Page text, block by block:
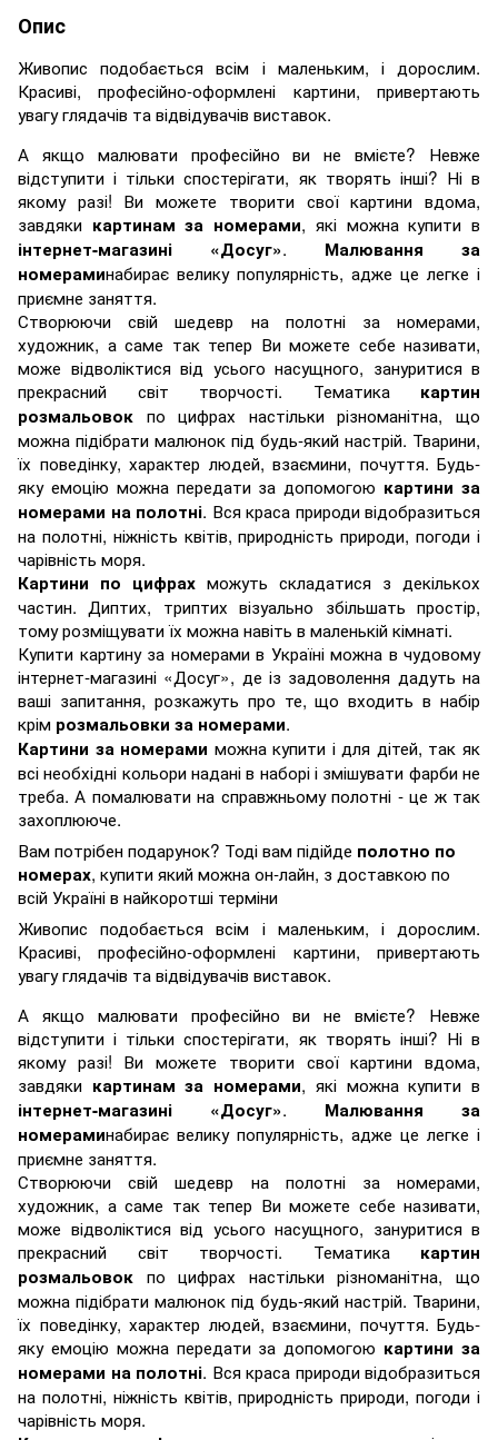
Опис
Живопис подобається всім і маленьким, і дорослим.
Красиві, професійно-оформлені картини, привертають
увагу глядачів та відвідувачів виставок.
А якщо малювати професійно ви не вмієте? Невже
відступити і тільки спостерігати, як творять інші? Ні в
якому разі! Ви можете творити свої картини вдома,
завдяки картинам за номерами, які можна купити в
інтернет-магазині «Досуг». Малювання за
номераминабирає велику популярність, адже це легке і
приємне заняття.
Створюючи свій шедевр на полотні за номерами,
художник, а саме так тепер Ви можете себе називати,
може відволіктися від усього насущного, зануритися в
прекрасний світ творчості. Тематика картин
розмальовок по цифрах настільки різноманітна, що
можна підібрати малюнок під будь-який настрій. Тварини,
їх поведінку, характер людей, взаємини, почуття. Будь-
яку емоцію можна передати за допомогою картини за
номерами на полотні. Вся краса природи відобразиться
на полотні, ніжність квітів, природність природи, погоди і
чарівність моря.
Картини по цифрах можуть складатися з декількох
частин. Диптих, триптих візуально збільшать простір,
тому розміщувати їх можна навіть в маленькій кімнаті.
Купити картину за номерами в Україні можна в чудовому
інтернет-магазині «Досуг», де із задоволення дадуть на
ваші запитання, розкажуть про те, що входить в набір
крім розмальовки за номерами.
Картини за номерами можна купити і для дітей, так як
всі необхідні кольори надані в наборі і змішувати фарби не
треба. А помалювати на справжньому полотні - це ж так
захоплююче.
Вам потрібен подарунок? Тоді вам підійде полотно по
номерах, купити який можна он-лайн, з доставкою по
всій Україні в найкоротші терміни
Живопис подобається всім і маленьким, і дорослим.
Красиві, професійно-оформлені картини, привертають
увагу глядачів та відвідувачів виставок.
А якщо малювати професійно ви не вмієте? Невже
відступити і тільки спостерігати, як творять інші? Ні в
якому разі! Ви можете творити свої картини вдома,
завдяки картинам за номерами, які можна купити в
інтернет-магазині «Досуг». Малювання за
номераминабирає велику популярність, адже це легке і
приємне заняття.
Створюючи свій шедевр на полотні за номерами,
художник, а саме так тепер Ви можете себе називати,
може відволіктися від усього насущного, зануритися в
прекрасний світ творчості. Тематика картин
розмальовок по цифрах настільки різноманітна, що
можна підібрати малюнок під будь-який настрій. Тварини,
їх поведінку, характер людей, взаємини, почуття. Будь-
яку емоцію можна передати за допомогою картини за
номерами на полотні. Вся краса природи відобразиться
на полотні, ніжність квітів, природність природи, погоди і
чарівність моря.